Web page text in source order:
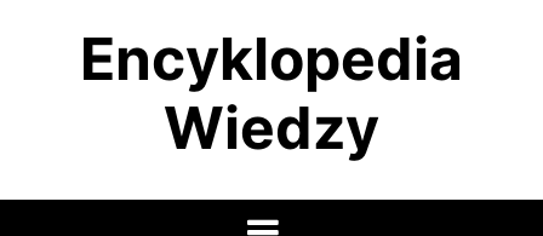
Encyklopedia
Wiedzy